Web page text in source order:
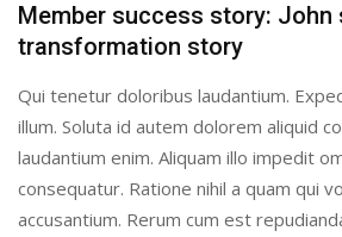
Member success story: John
transformation story
Qui tenetur doloribus laudantium.
illum. Soluta id autem dolorem aliquid
laudantium enim. Aliquam illo impedit
consequatur. Ratione nihil a quam qui
accusantium. Rerum cum est